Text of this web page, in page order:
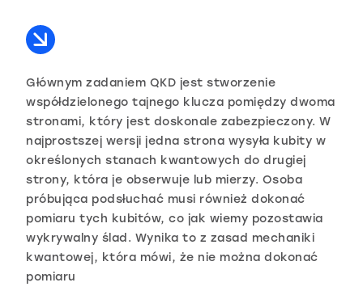
Głównym zadaniem QKD jest stworzenie
współdzielonego tajnego klucza pomiędzy dwoma
stronami, który jest doskonale zabezpieczony. W
najprostszej wersji jedna strona wysyła kubity w
określonych stanach kwantowych do drugiej
strony, która je obserwuje lub mierzy. Osoba
próbująca podsłuchać musi również dokonać
pomiaru tych kubitów, co jak wiemy pozostawia
wykrywalny ślad. Wynika to z zasad mechaniki
kwantowej, która mówi, że nie można dokonać
pomiaru